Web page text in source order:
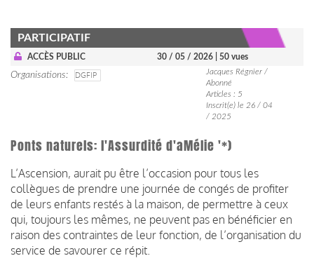
PARTICIPATIF
ACCÈS PUBLIC 30 / 05 / 2026 | 50 vues
Organisations DGFIP
Jacques Régnier /
Abonné
Articles : 5
Inscrit(e) le 26 / 04
/ 2025
Ponts naturels: l'Assurdité d'aMélie '*)
L’Ascension, aurait pu être l’occasion pour tous les
collègues de prendre une journée de congés de profiter
de leurs enfants restés à la maison, de permettre à ceux
qui, toujours les mêmes, ne peuvent pas en bénéficier en
raison des contraintes de leur fonction, de l’organisation du
service de savourer ce répit.